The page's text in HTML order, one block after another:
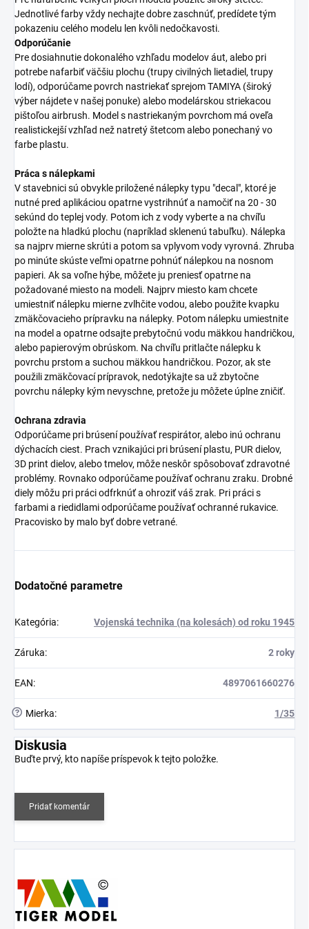
Jednotlivé farby vždy nechajte dobre zaschnúť, predídete tým
pokazeniu celého modelu len kvôli nedočkavosti.
Odporúčanie
Pre dosiahnutie dokonalého vzhľadu modelov áut, alebo pri
potrebe nafarbiť väčšiu plochu (trupy civilných lietadiel, trupy
lodí), odporúčame povrch nastriekať sprejom TAMIYA (široký
výber nájdete v našej ponuke) alebo modelárskou striekacou
pištoľou airbrush. Model s nastriekaným povrchom má oveľa
realistickejší vzhľad než natretý štetcom alebo ponechaný vo
farbe plastu.
Práca s nálepkami
V stavebnici sú obvykle priložené nálepky typu "decal", ktoré je
nutné pred aplikáciou opatrne vystrihnúť a namočiť na 20 - 30
sekúnd do teplej vody. Potom ich z vody vyberte a na chvíľu
položte na hladkú plochu (napríklad sklenenú tabuľku). Nálepka
sa najprv mierne skrúti a potom sa vplyvom vody vyrovná. Zhruba
po minúte skúste veľmi opatrne pohnúť nálepkou na nosnom
papieri. Ak sa voľne hýbe, môžete ju preniesť opatrne na
požadované miesto na modeli. Najprv miesto kam chcete
umiestniť nálepku mierne zvlhčite vodou, alebo použite kvapku
zmäkčovacieho prípravku na nálepky. Potom nálepku umiestnite
na model a opatrne odsajte prebytočnú vodu mäkkou handričkou,
alebo papierovým obrúskom. Na chvíľu pritlačte nálepku k
povrchu prstom a suchou mäkkou handričkou. Pozor, ak ste
použili zmäkčovací prípravok, nedotýkajte sa už zbytočne
povrchu nálepky kým nevyschne, pretože ju môžete úplne zničiť.
Ochrana zdravia
Odporúčame pri brúsení používať respirátor, alebo inú ochranu
dýchacích ciest. Prach vznikajúci pri brúsení plastu, PUR dielov,
3D print dielov, alebo tmelov, môže neskôr spôsobovať zdravotné
problémy. Rovnako odporúčame používať ochranu zraku. Drobné
diely môžu pri práci odfrknúť a ohroziť váš zrak. Pri práci s
farbami a riedidlami odporúčame používať ochranné rukavice.
Pracovisko by malo byť dobre vetrané.
Dodatočné parametre
Kategória: Vojenská technika (na kolesách) od roku 1945
Záruka: 2 roky
EAN: 4897061660276
? Mierka: 1/35
Diskusia
Buďte prvý, kto napíše príspevok k tejto položke.
Pridať komentár